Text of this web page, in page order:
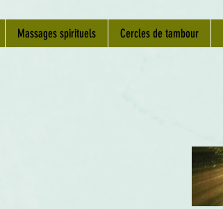
Massages spirituels Cercles de tambour